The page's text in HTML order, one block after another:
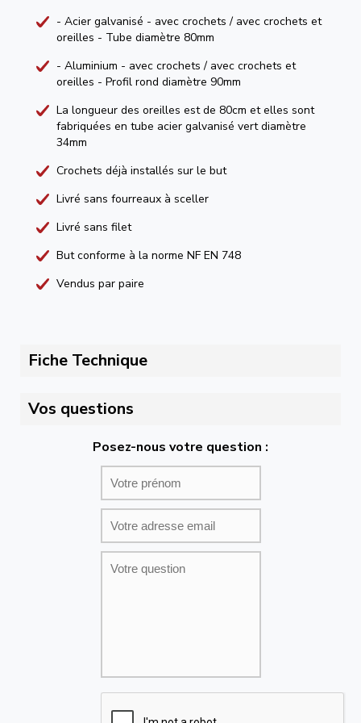
- Acier galvanisé - avec crochets / avec crochets et
oreilles - Tube diamètre 80mm
- Aluminium - avec crochets / avec crochets et
oreilles - Profil rond diamètre 90mm
La longueur des oreilles est de 80cm et elles sont
fabriquées en tube acier galvanisé vert diamètre
34mm
Crochets déjà installés sur le but
Livré sans fourreaux à sceller
Livré sans filet
But conforme à la norme NF EN 748
Vendus par paire
Fiche Technique
Vos questions
Posez-nous votre question :